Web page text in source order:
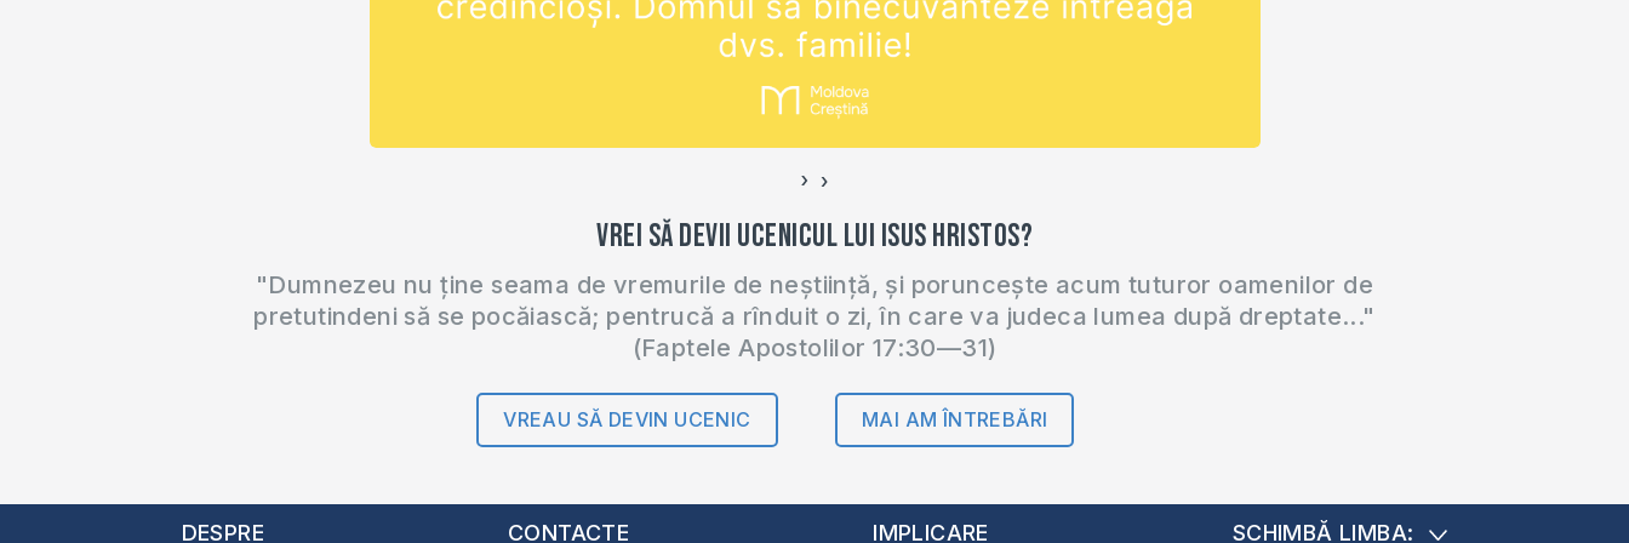
‹ ›
Vrei să devii ucenicul lui Isus Hristos?
"Dumnezeu nu ține seama de vremurile de neștiință, și poruncește acum tuturor oamenilor de
pretutindeni să se pocăiască; pentrucă a rînduit o zi, în care va judeca lumea după dreptate..."
(Faptele Apostolilor 17:30—31)
VREAU SĂ DEVIN UCENIC MAI AM ÎNTREBĂRI
DESPRE CONTACTE IMPLICARE SCHIMBĂ LIMBA: